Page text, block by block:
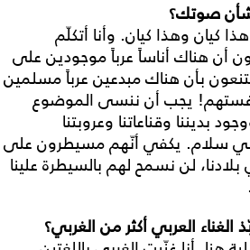
شأن صوتك؟
كيان وهذا كيان. وأنا أتكلّم
أن هناك أناساً عرباً موجودين على
بأن هناك مبدعين عرباً مسلمين
يجب أن ننسى الموضوع
بديننا وقناعاتنا وعروبتنا
في سلام. يكفي أنّهم مسيطرون على
لن نسمح لهم بالسيطرة علينا
العربي أكثر من الغربي؟